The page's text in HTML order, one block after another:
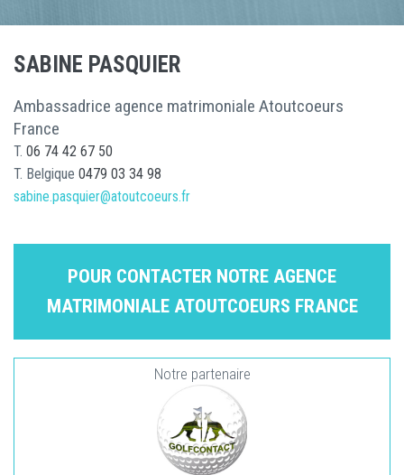
SABINE PASQUIER
Ambassadrice agence matrimoniale Atoutcoeurs
France
T. 06 74 42 67 50
T. Belgique 0479 03 34 98
sabine.pasquier@atoutcoeurs.fr
POUR CONTACTER NOTRE AGENCE
MATRIMONIALE ATOUTCOEURS FRANCE
Notre partenaire